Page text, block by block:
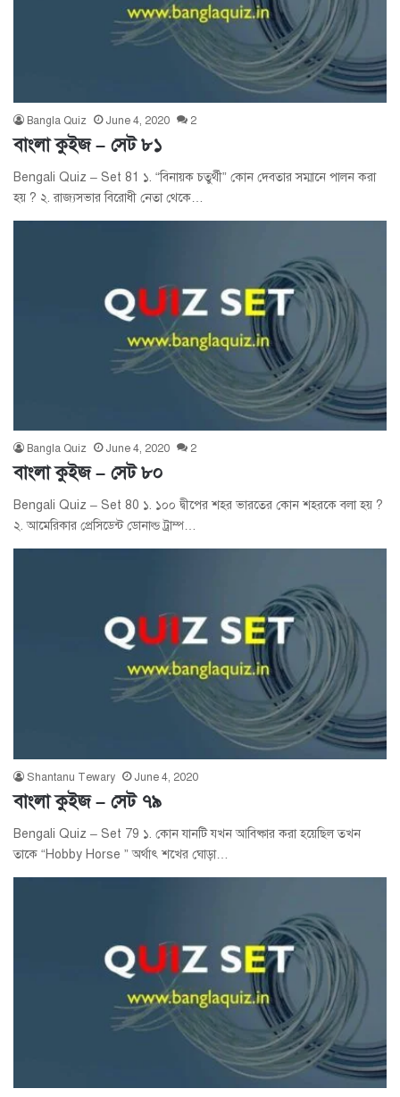
Bangla Quiz June 4, 2020 2
বাংলা কুইজ – সেট ৮১
Bengali Quiz – Set 81 ১. “বিনায়ক চতুর্থী” কোন দেবতার সম্মানে পালন করা
হয় ? ২. রাজ্যসভার বিরোধী নেতা থেকে…
Bangla Quiz June 4, 2020 2
বাংলা কুইজ – সেট ৮০
Bengali Quiz – Set 80 ১. ১০০ দ্বীপের শহর ভারতের কোন শহরকে বলা হয় ?
২. আমেরিকার প্রেসিডেন্ট ডোনাল্ড ট্রাম্প…
Shantanu Tewary June 4, 2020
বাংলা কুইজ – সেট ৭৯
Bengali Quiz – Set 79 ১. কোন যানটি যখন আবিষ্কার করা হয়েছিল তখন
তাকে “Hobby Horse ” অর্থাৎ শখের ঘোড়া…